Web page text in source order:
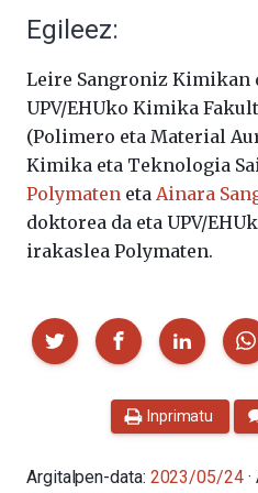
Egileez:
Leire Sangroniz Kimikan
UPV/EHUko Kimika
(Polimero eta Material
Kimika eta Teknologia
Polymaten eta Ainara
doktorea da eta UPV/
irakaslea Polymaten.
Partekatu
Inprimatu
Argitalpen-data: 2023/05/24